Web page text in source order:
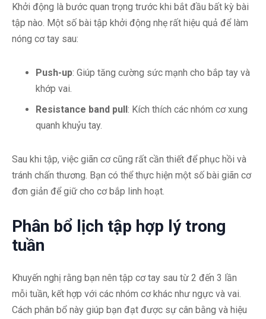
Khởi động là bước quan trọng trước khi bắt đầu bất kỳ bài
tập nào. Một số bài tập khởi động nhẹ rất hiệu quả để làm
nóng cơ tay sau:
Push-up: Giúp tăng cường sức mạnh cho bắp tay và
khớp vai.
Resistance band pull: Kích thích các nhóm cơ xung
quanh khuỷu tay.
Sau khi tập, việc giãn cơ cũng rất cần thiết để phục hồi và
tránh chấn thương. Bạn có thể thực hiện một số bài giãn cơ
đơn giản để giữ cho cơ bắp linh hoạt.
Phân bổ lịch tập hợp lý trong
tuần
Khuyến nghị rằng bạn nên tập cơ tay sau từ 2 đến 3 lần
mỗi tuần, kết hợp với các nhóm cơ khác như ngực và vai.
Cách phân bổ này giúp bạn đạt được sự cân bằng và hiệu